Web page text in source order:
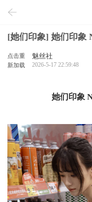
[她们印象] 她们印象
点击重
新加载
魅丝社
2026-5-17 22:59:48
她们印象